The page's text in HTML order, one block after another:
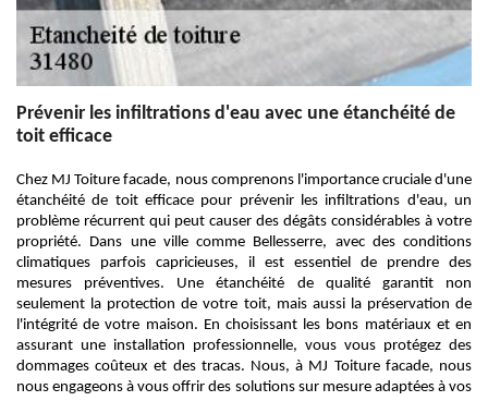
Prévenir les infiltrations d'eau avec une étanchéité de
toit efficace
Chez MJ Toiture facade, nous comprenons l'importance cruciale d'une
étanchéité de toit efficace pour prévenir les infiltrations d'eau, un
problème récurrent qui peut causer des dégâts considérables à votre
propriété. Dans une ville comme Bellesserre, avec des conditions
climatiques parfois capricieuses, il est essentiel de prendre des
mesures préventives. Une étanchéité de qualité garantit non
seulement la protection de votre toit, mais aussi la préservation de
l'intégrité de votre maison. En choisissant les bons matériaux et en
assurant une installation professionnelle, vous vous protégez des
dommages coûteux et des tracas. Nous, à MJ Toiture facade, nous
nous engageons à vous offrir des solutions sur mesure adaptées à vos